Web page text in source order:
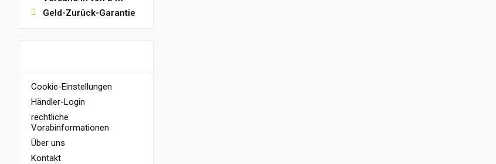
Geld-Zurück-Garantie
Cookie-Einstellungen
Händler-Login
rechtliche
Vorabinformationen
Über uns
Kontakt